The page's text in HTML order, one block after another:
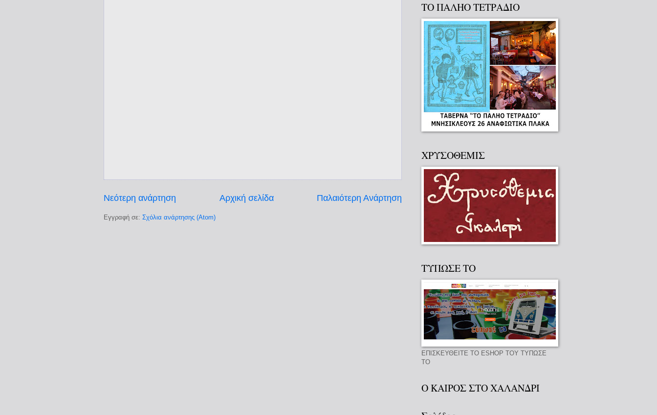
Νεότερη ανάρτηση Παλαιότερη Ανάρτηση
Αρχική σελίδα
Εγγραφή σε: Σχόλια ανάρτησης (Atom)
ΤΟ ΠΑΛΗΟ ΤΕΤΡΑΔΙΟ
ΧΡΥΣΟΘΕΜΙΣ
ΤΥΠΩΣΕ ΤΟ
ΕΠΙΣΚΕΥΘΕΙΤΕ ΤΟ ESHOP ΤΟΥ ΤΥΠΩΣΕ
ΤΟ
Ο ΚΑΙΡΟΣ ΣΤΟ ΧΑΛΑΝΔΡΙ